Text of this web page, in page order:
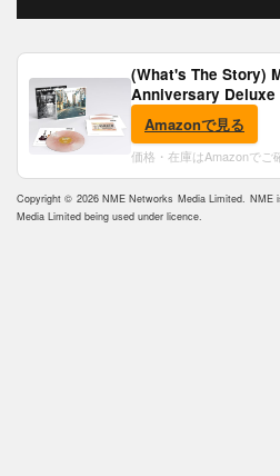
(What's The Story)
Anniversary
Vinyl) [Analog]
Amazonで見る
価格・在庫はAmazonでご
Copyright © 2026 NME Networks Media Limited. NME
Media Limited being used under licence.